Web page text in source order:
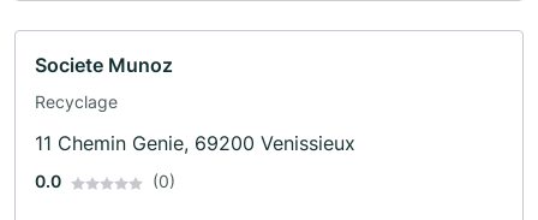
Societe Munoz
Recyclage
11 Chemin Genie, 69200 Venissieux
0.0 (0)